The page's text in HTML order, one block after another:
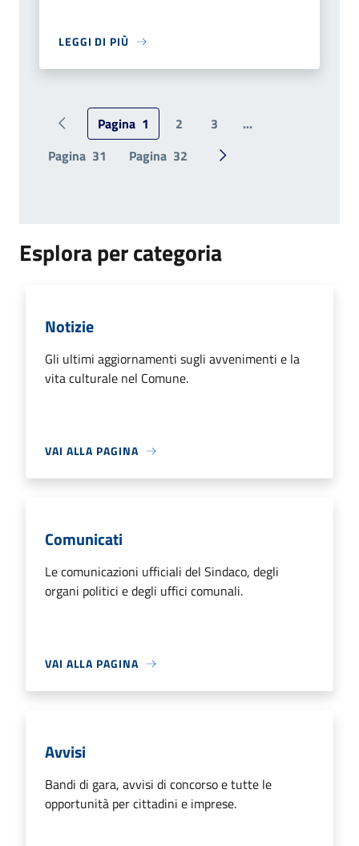
LEGGI DI PIÙ
Pagina precedente
Pagina 1 2 3
...
Pagina 31 Pagina 32 Pagina successiva
Esplora per categoria
Notizie
Gli ultimi aggiornamenti sugli avvenimenti e la
vita culturale nel Comune.
VAI ALLA PAGINA
Comunicati
Le comunicazioni ufficiali del Sindaco, degli
organi politici e degli uffici comunali.
VAI ALLA PAGINA
Avvisi
Bandi di gara, avvisi di concorso e tutte le
opportunità per cittadini e imprese.